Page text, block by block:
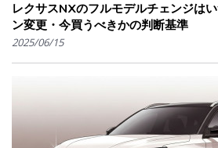
レクサスNXのフルモデルチェンジは
ン変更・今買うべきかの判断基準
2025/06/15